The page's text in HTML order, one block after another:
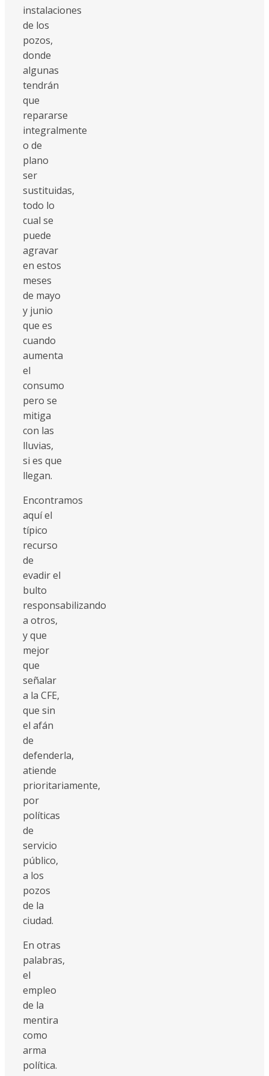
instalaciones
de los
pozos,
donde
algunas
tendrán
que
repararse
integralmente
o de
plano
ser
sustituidas,
todo lo
cual se
puede
agravar
en estos
meses
de mayo
y junio
que es
cuando
aumenta
el
consumo
pero se
mitiga
con las
lluvias,
si es que
llegan.
Encontramos
aquí el
típico
recurso
de
evadir el
bulto
responsabilizando
a otros,
y que
mejor
que
señalar
a la CFE,
que sin
el afán
de
defenderla,
atiende
prioritariamente,
por
políticas
de
servicio
público,
a los
pozos
de la
ciudad.
En otras
palabras,
el
empleo
de la
mentira
como
arma
política.